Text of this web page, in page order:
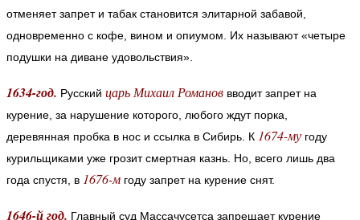
отменяет запрет и табак становится элитарной забавой,
одновременно с кофе, вином и опиумом. Их называют «четыре
подушки на диване удовольствия».
1634-год. Русский царь Михаил Романов вводит запрет на
курение, за нарушение которого, любого ждут порка,
деревянная пробка в нос и ссылка в Сибирь. К 1674-му году
курильщиками уже грозит смертная казнь. Но, всего лишь два
года спустя, в 1676-м году запрет на курение снят.
1646-й год. Главный суд Массачусетса запрещает курение